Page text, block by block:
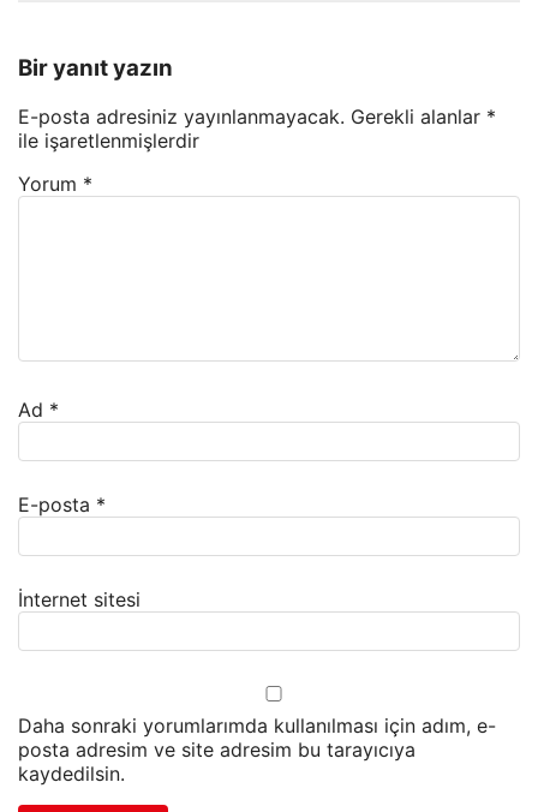
Bir yanıt yazın
E-posta adresiniz yayınlanmayacak. Gerekli alanlar *
ile işaretlenmişlerdir
Yorum *
Ad *
E-posta *
İnternet sitesi
Daha sonraki yorumlarımda kullanılması için adım, e-
posta adresim ve site adresim bu tarayıcıya
kaydedilsin.